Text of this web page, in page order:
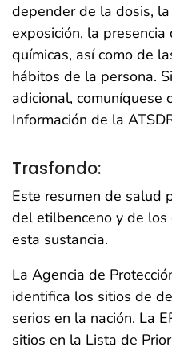
depender de la dosis,
exposición, la
químicas, así como de
hábitos de la persona.
adicional, comuníquese
Información de la
Trasfondo:
Este resumen de salud
del etilbenceno y de
esta sustancia.
La Agencia de
identifica los sitios de
serios en la nación. La
sitios en la Lista de